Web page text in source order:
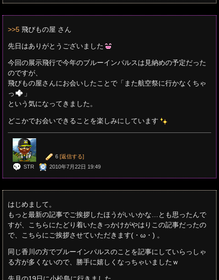
>>5 飛びもの屋 さん
先日はありがとうございました
今回の展示飛行で今年のブルーインパルスは見納めの予定だった
のですが、
飛びもの屋さんにお会いしたことで「また航空祭に行かなくちゃ
っ
」
という気になってきました。
どこかでお会いできることを楽しみにしています
6 [返信する]
STR
2010年7月22日 19:49
はじめまして。
もっと最新の記事でご挨拶したほうがいいかな…とも思ったんで
すが、こちらにたどり着いたきっかけがやはりこの記事だったの
で、こちらにご挨拶させていただきます(・ω・) 。
同じ香川の方でブルーインパルスのことを記事にしていらっしゃ
る方が多くないので、勝手に嬉しくなっちゃいましたｗ
先月の19日に小松島に行きました。